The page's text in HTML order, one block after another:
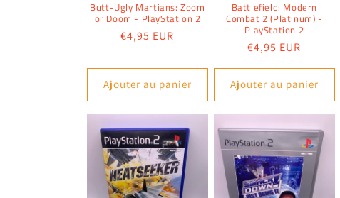
Butt-Ugly Martians: Zoom
or Doom - PlayStation 2
Prix
€4,95 EUR
Ajouter au panier
Battlefield: Modern
Combat 2 (Platinum) -
PlayStation 2
Prix
€4,95 EUR
Ajouter au panier